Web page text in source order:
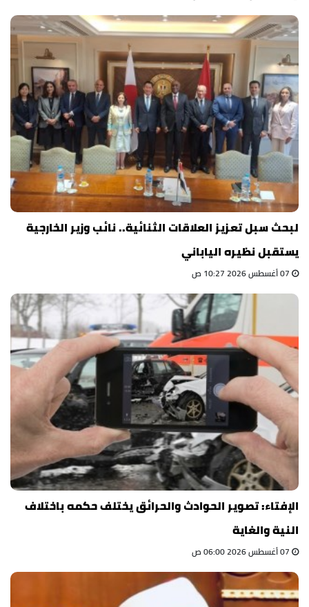
لبحث سبل تعزيز العلاقات الثنائية.. نائب وزير الخارجية
يستقبل نظيره الياباني
الإفتاء: تصوير الحوادث والحرائق يختلف حكمه باختلاف
النية والغاية